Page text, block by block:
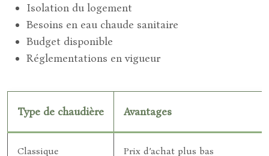
Isolation du logement
Besoins en eau chaude sanitaire
Budget disponible
Réglementations en vigueur
Type de chaudière Avantages
Classique Prix d’achat plus bas